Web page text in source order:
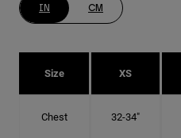
IN CM
Size XS
Chest 32-34"